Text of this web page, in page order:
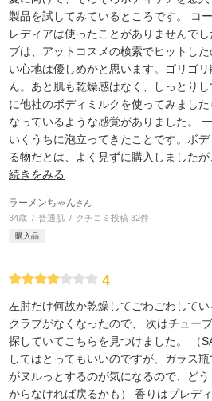
製品を試してみているところです。 コ
レディアは使ったことがありませんで
ブは、アットコスメの検索でヒットし
い心地は優しめかと思います。ゴリゴ
ん。あと肌も乾燥感はなく、しっとり
に他社のボディミルクを使ってみまし
なっているような感覚がありました。
いくうちに泡立ってきたことです。ボ
る物だとは、よく見ずに購入しました
続きをみる
ラーメンちゃんさん
34歳 普通肌 クチコミ投稿 32件
購入品
4
左肘だけ何故か乾燥してごわごわして
クラブがなくなったので、 次はチュー
探していてこちらを見つけました。 （
してはとってもいいのですが、ガラス
がヌルっとするのが気になるので、ど
からなければ戻るかも） 香りはプレデ